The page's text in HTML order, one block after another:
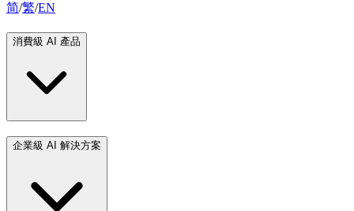
简/繁/EN
消費級 AI 產品
企業級 AI 解決方案